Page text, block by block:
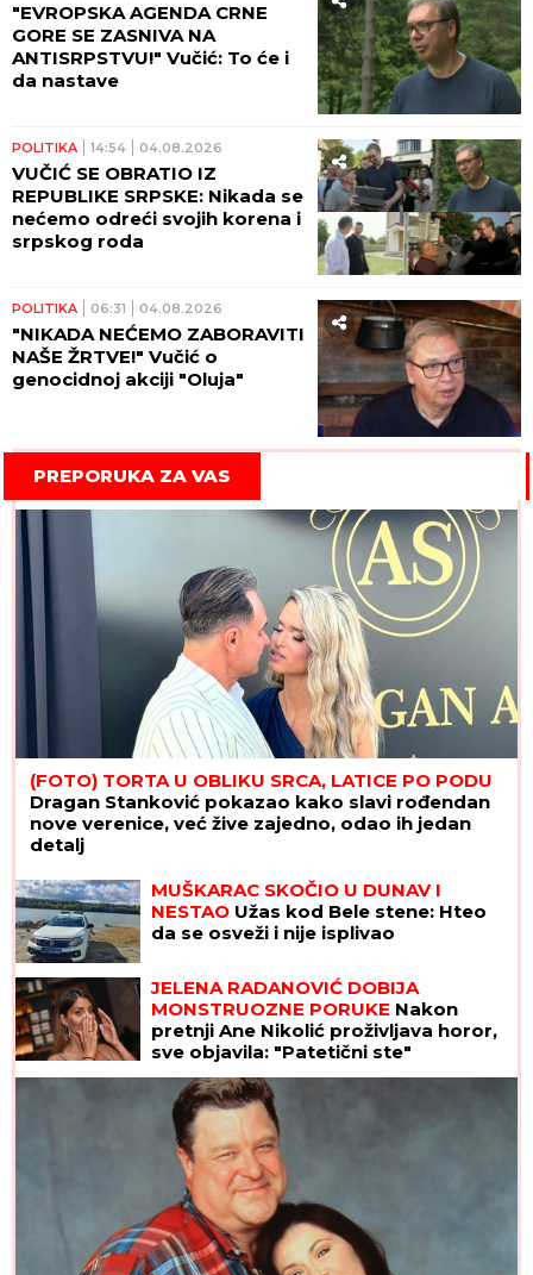
"EVROPSKA AGENDA CRNE
GORE SE ZASNIVA NA
ANTISRPSTVU!" Vučić: To će i
da nastave
POLITIKA 14:54 04.08.2026
VUČIĆ SE OBRATIO IZ
REPUBLIKE SRPSKE: Nikada se
nećemo odreći svojih korena i
srpskog roda
POLITIKA 06:31 04.08.2026
"NIKADA NEĆEMO ZABORAVITI
NAŠE ŽRTVE!" Vučić o
genocidnoj akciji "Oluja"
PREPORUKA ZA VAS
(FOTO) TORTA U OBLIKU SRCA, LATICE PO PODU
Dragan Stanković pokazao kako slavi rođendan
nove verenice, već žive zajedno, odao ih jedan
detalj
MUŠKARAC SKOČIO U DUNAV I
NESTAO Užas kod Bele stene: Hteo
da se osveži i nije isplivao
JELENA RADANOVIĆ DOBIJA
MONSTRUOZNE PORUKE Nakon
pretnji Ane Nikolić proživljava horor,
sve objavila: "Patetični ste"